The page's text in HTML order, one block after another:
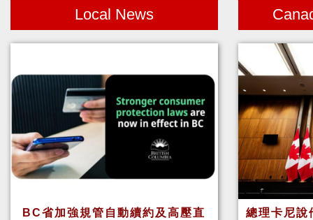
Local News
BC省加強規管自動續約及高壓直
總理卡尼